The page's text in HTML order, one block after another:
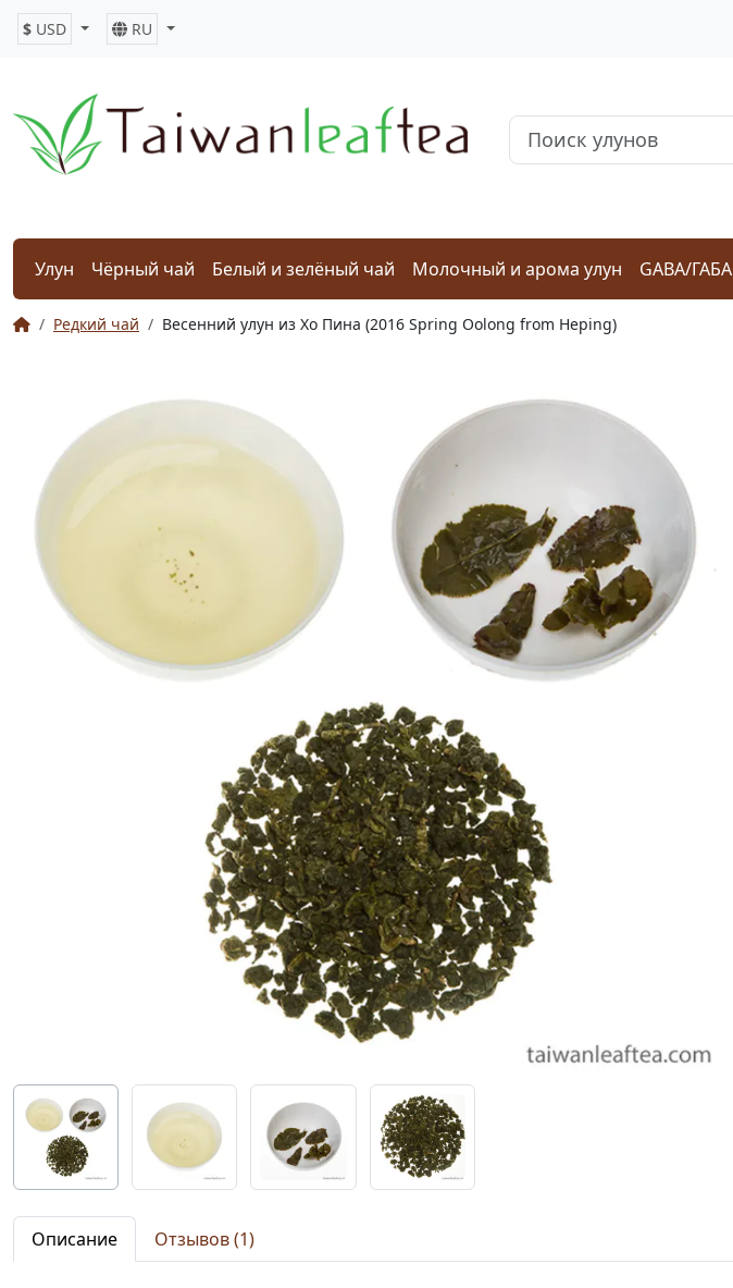
$ USD RU
Улун Чёрный чай Белый и зелёный чай Молочный и арома улун GABA/ГАБА
Редкий чай Весенний улун из Хо Пина (2016 Spring Oolong from Heping)
Описание Отзывов (1)